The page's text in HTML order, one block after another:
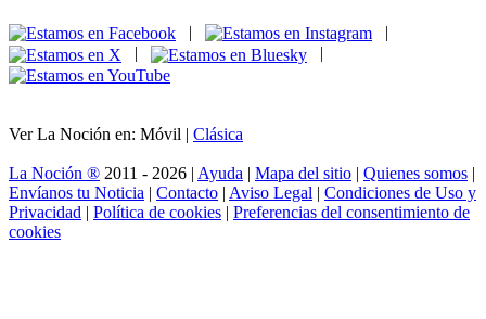
|
|
|
|
Ver La Noción en: Móvil | Clásica
La Noción ® 2011 - 2026 | Ayuda | Mapa del sitio | Quienes somos |
Envíanos tu Noticia | Contacto | Aviso Legal | Condiciones de Uso y
Privacidad | Política de cookies | Preferencias del consentimiento de
cookies